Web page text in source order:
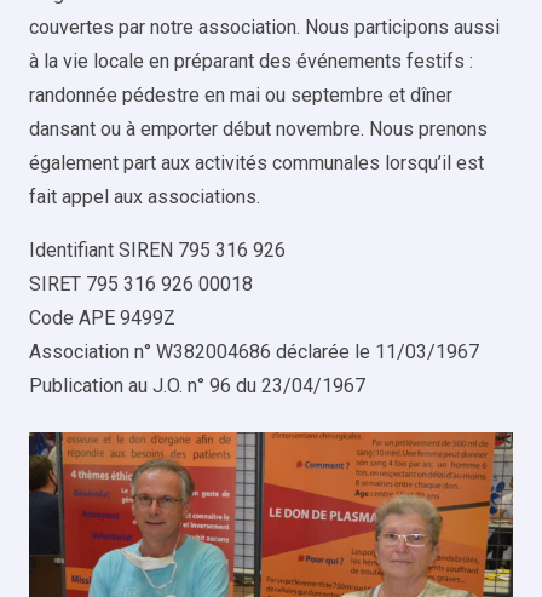
couvertes par notre association. Nous participons aussi
à la vie locale en préparant des événements festifs :
randonnée pédestre en mai ou septembre et dîner
dansant ou à emporter début novembre. Nous prenons
également part aux activités communales lorsqu’il est
fait appel aux associations.
Identifiant SIREN 795 316 926
SIRET 795 316 926 00018
Code APE 9499Z
Association n° W382004686 déclarée le 11/03/1967
Publication au J.O. n° 96 du 23/04/1967